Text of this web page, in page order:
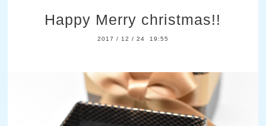
Happy Merry christmas!!
2017 / 12 / 24 19:55